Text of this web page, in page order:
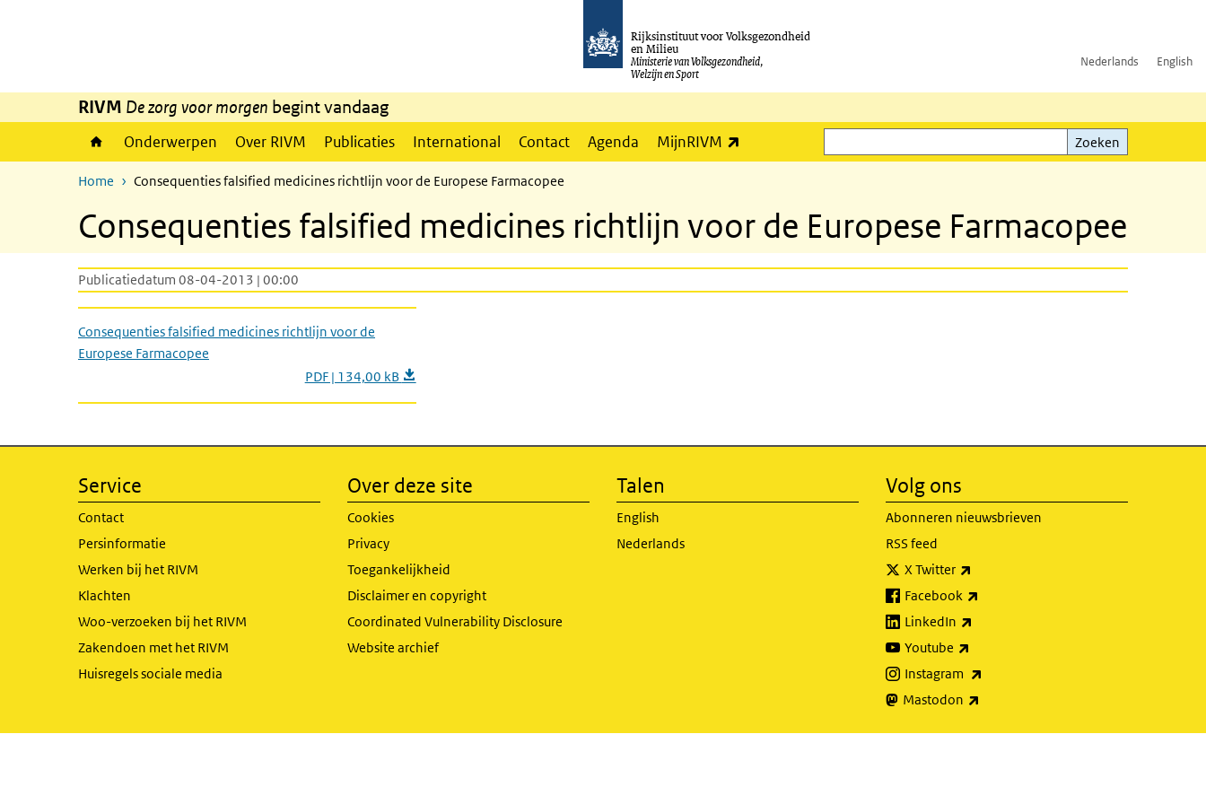
Rijksinstituut voor Volksgezondheid
en Milieu
Ministerie van Volksgezondheid,
Welzijn en Sport
Nederlands English
RIVM De zorg voor morgen begint vandaag
Onderwerpen Over RIVM Publicaties International Contact Agenda MijnRIVM
Zoeken
Zoeken
Home Consequenties falsified medicines richtlijn voor de Europese Farmacopee
Consequenties falsified medicines richtlijn voor de Europese Farmacopee
Publicatiedatum 08-04-2013 | 00:00
Consequenties falsified medicines richtlijn voor de
Europese Farmacopee
PDF | 134,00 kB
Service
Contact
Persinformatie
Werken bij het RIVM
Klachten
Woo-verzoeken bij het RIVM
Zakendoen met het RIVM
Huisregels sociale media
Over deze site
Cookies
Privacy
Toegankelijkheid
Disclaimer en copyright
Coordinated Vulnerability Disclosure
Website archief
Talen
English
Nederlands
Volg ons
Abonneren nieuwsbrieven
RSS feed
X Twitter
Facebook
LinkedIn
Youtube
Instagram
Mastodon